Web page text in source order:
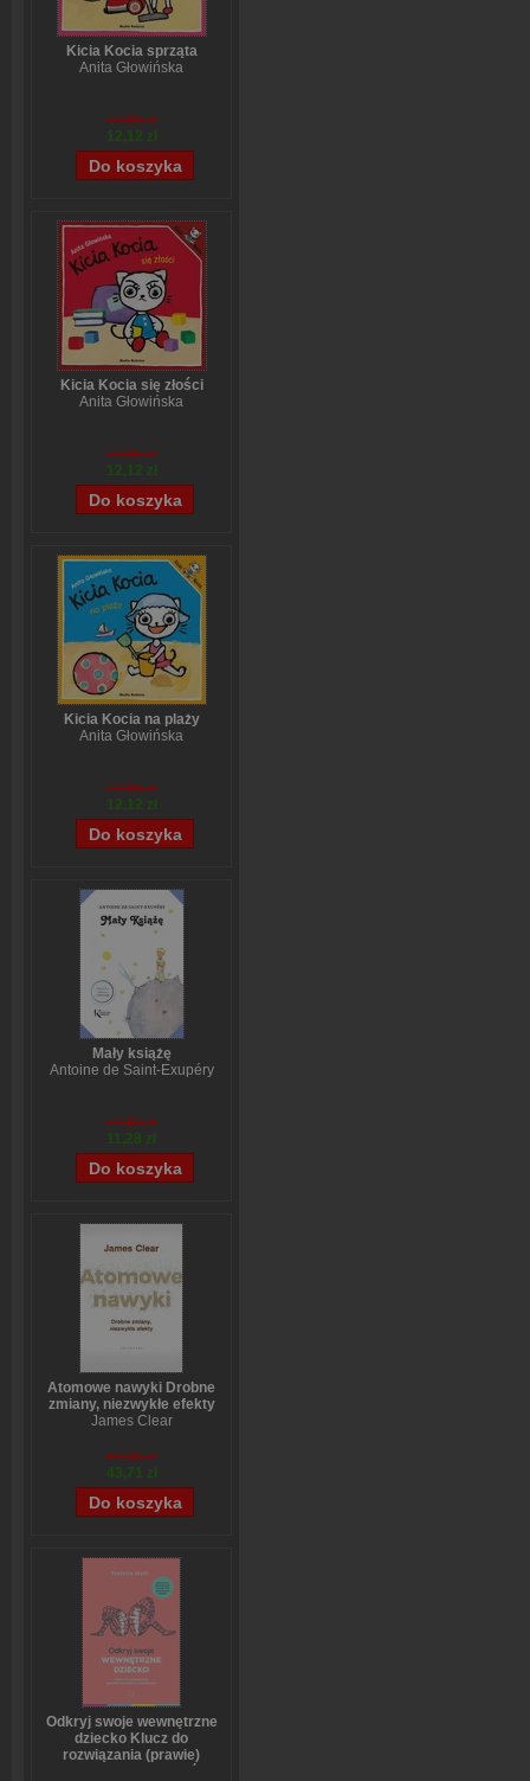
Kicia Kocia sprząta
Anita Głowińska
14,90 zł
12,12 zł
Kicia Kocia się złości
Anita Głowińska
14,90 zł
12,12 zł
Kicia Kocia na plaży
Anita Głowińska
14,90 zł
12,12 zł
Mały książę
Antoine de Saint-Exupéry
14,89 zł
11,28 zł
Atomowe nawyki Drobne
zmiany, niezwykłe efekty
James Clear
54,39 zł
43,71 zł
Odkryj swoje wewnętrzne
dziecko Klucz do
rozwiązania (prawie)